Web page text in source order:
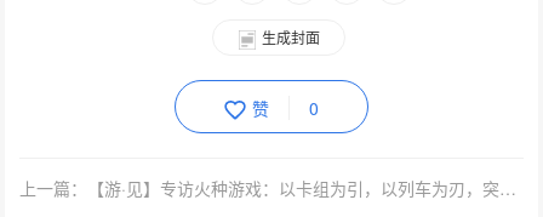
生成封面
赞 0
上一篇：【游·见】专访火种游戏：以卡组为引，以列车为刃，突围重压中的策略求生线